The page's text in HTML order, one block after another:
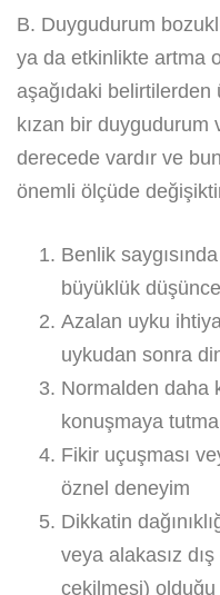
B. Duygudurum
ya da etkinlikte artma
aşağıdaki
kızan bir duygudurum
derecede vardır ve
önemli ölçüde
Benlik
büyüklük
Azalan uyku
uykudan sonra
Normalden daha
konuşmaya tutma
Fikir uçuşması
öznel deneyim
Dikkatin
veya alakasız
çekilmesi)